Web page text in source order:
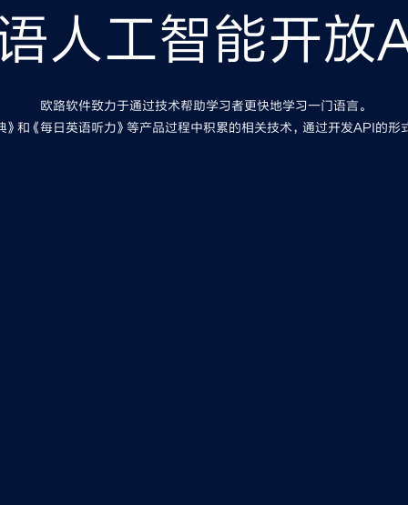
人工智能开放
欧路软件致力于通过技术帮助学习者更快地学习一门语言。
》和《每日英语听力》等产品过程中积累的相关技术，通过开发API的形